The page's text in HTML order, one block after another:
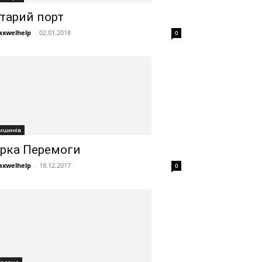
порт
- 02.01.2018 0
Перемоги
- 18.12.2017 0